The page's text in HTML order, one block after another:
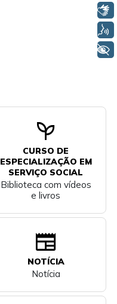
psychiatry
CURSO DE
ESPECIALIZAÇÃO EM
SERVIÇO SOCIAL
Biblioteca com vídeos
e livros
newspaper
NOTÍCIA
Notícia